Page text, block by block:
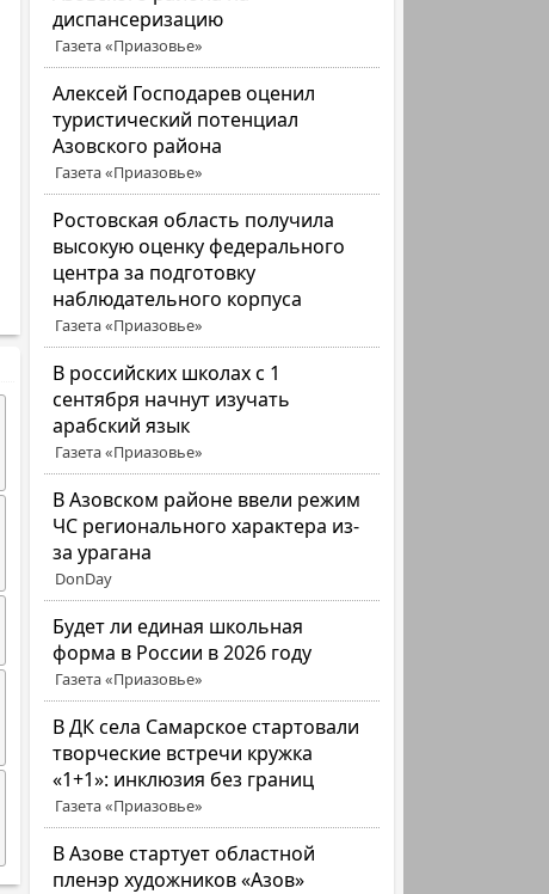
диспансеризацию
Газета «Приазовье»
Алексей Господарев оценил
туристический потенциал
Азовского района
Газета «Приазовье»
Ростовская область получила
высокую оценку федерального
центра за подготовку
наблюдательного корпуса
Газета «Приазовье»
В российских школах с 1
сентября начнут изучать
арабский язык
Газета «Приазовье»
В Азовском районе ввели режим
ЧС регионального характера из-
за урагана
DonDay
Будет ли единая школьная
форма в России в 2026 году
Газета «Приазовье»
В ДК села Самарское стартовали
творческие встречи кружка
«1+1»: инклюзия без границ
Газета «Приазовье»
В Азове стартует областной
пленэр художников «Азов»